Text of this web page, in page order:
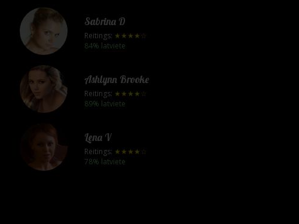
Sabrina D
Reitings: ★★★★☆
84% latviete
Ashlynn Brooke
Reitings: ★★★★☆
89% latviete
Lena V
Reitings: ★★★★☆
78% latviete